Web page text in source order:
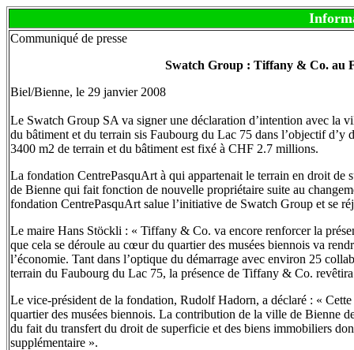
Communiqué de presse
Swatch Group : Tiffany & Co. au
Biel/Bienne, le 29 janvier 2008
Le Swatch Group SA va signer une déclaration d’intention avec la
du bâtiment et du terrain sis Faubourg du Lac 75 dans l’objectif
3400 m2 de terrain et du bâtiment est fixé à CHF 2.7 millions.
La fondation CentrePasquArt à qui appartenait le terrain en droit
de Bienne qui fait fonction de nouvelle propriétaire suite au
fondation CentrePasquArt salue l’initiative de Swatch Group et se
Le maire Hans Stöckli : « Tiffany & Co. va encore renforcer la
que cela se déroule au cœur du quartier des musées biennois va
l’économie. Tant dans l’optique du démarrage avec environ 25
terrain du Faubourg du Lac 75, la présence de Tiffany & Co.
Le vice-président de la fondation, Rudolf Hadorn, a déclaré : «
quartier des musées biennois. La contribution de la ville de Bienne
du fait du transfert du droit de superficie et des biens immobiliers
supplémentaire ».